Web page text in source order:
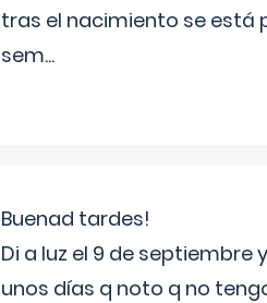
tras el nacimiento se está
sem...
Buenad tardes!
Di a luz el 9 de
unos días q noto q no